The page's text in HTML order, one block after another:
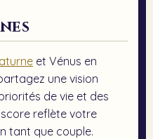
et Vénus en
une vision
de vie et des
reflète votre
tant que couple.